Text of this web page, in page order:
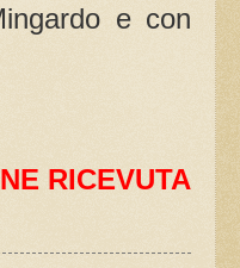
e con
RICEVUTA